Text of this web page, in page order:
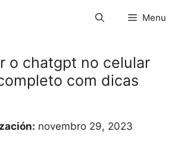
Menu
o chatgpt no celular
com dicas
novembro 29, 2023